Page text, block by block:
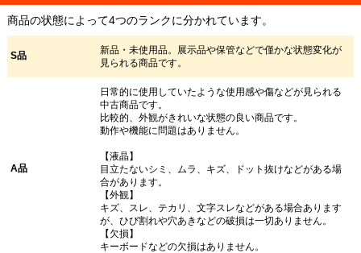
商品の状態によって4つのランクに分かれています。
S品
新品・未使用品。展示品や保管などで僅かな状態変化が
見られる商品です。
A品
日常的に使用していたような使用感や傷などが見られる
中古商品です。
比較的、外観がきれいな状態の良い商品です。
動作や機能に問題はありません。
【液晶】
目立たないシミ、ムラ、キズ、ドット抜けなどがある場
合があります。
【外観】
キズ、スレ、テカリ、文字スレなどがある場合あります
が、ひび割れや穴あきなどの破損は一切ありません。
【欠損】
キーボードなどの欠損はありません。